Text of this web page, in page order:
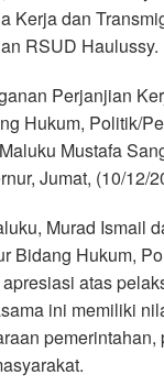
Kerja dan
RSUD Haulussy.
Perjanjian
Hukum, Politik/
Mustafa
Jumat, (10/12/
Murad Ismail
Bidang Hukum,
atas
ini memiliki